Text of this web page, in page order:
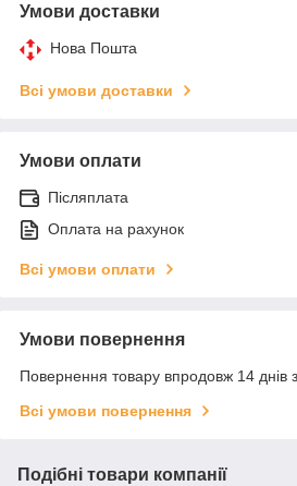
Умови доставки
Нова Пошта
Всі умови доставки
Умови оплати
Післяплата
Оплата на рахунок
Всі умови оплати
Умови повернення
Повернення товару впродовж 14 днів
Всі умови повернення
Подібні товари компанії